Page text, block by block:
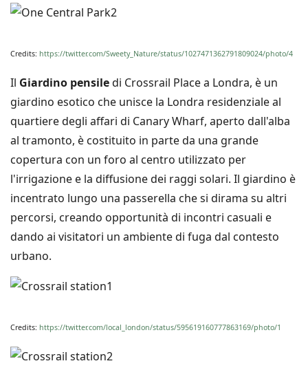
Credits: https://twitter.com/Sweety_Nature/status/1027471362791809024/photo/4
Il Giardino pensiledi Crossrail Place a Londra, è un
giardino esotico che unisce la Londra residenziale al
quartiere degli affari di Canary Wharf, aperto dall'alba
al tramonto, è costituito in parte da una grande
copertura con un foro al centro utilizzato per
l'irrigazione e la diffusione dei raggi solari. Il giardino è
incentrato lungo una passerella che si dirama su altri
percorsi, creando opportunità di incontri casuali e
dando ai visitatori un ambiente di fuga dal contesto
urbano.
Credits: https://twitter.com/local_london/status/595619160777863169/photo/1